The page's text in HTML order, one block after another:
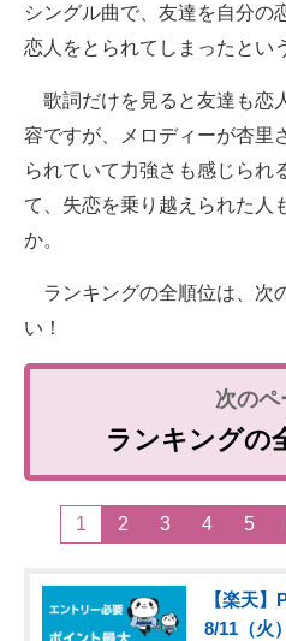
シングル曲で、友達を自分の
恋人をとられてしまったとい
歌詞だけを見ると友達も恋
容ですが、メロディーが杏里
られていて力強さも感じられ
て、失恋を乗り越えられた人
か。
ランキングの全順位は、次
い！
ランキングの
1 2 3 4 5
【楽天
8/11（火